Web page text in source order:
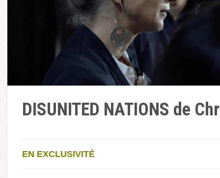
DISUNITED NATIONS de
EN EXCLUSIVITÉ